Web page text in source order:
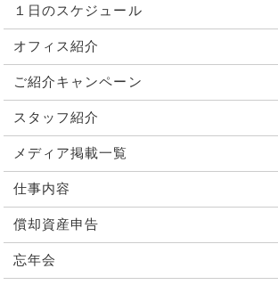
１日のスケジュール
オフィス紹介
ご紹介キャンペーン
スタッフ紹介
メディア掲載一覧
仕事内容
償却資産申告
忘年会